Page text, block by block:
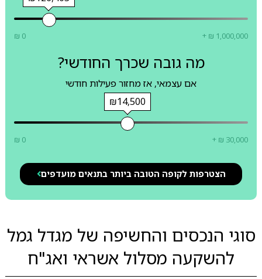
₪ 0 + ₪ 1,000,000
מה גובה שכרך החודשי?
אם עצמאי, אז מחזור פעילות חודשי
₪14,500
₪ 0 + ₪ 30,000
הצטרפות לקופה הטובה ביותר בתנאים מועדפים
סוגי הנכסים והחשיפה של מגדל גמל
להשקעה מסלול אשראי ואג"ח